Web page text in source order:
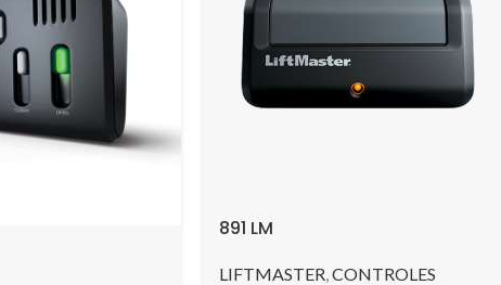
891 LM
LIFTMASTER CONTROLES